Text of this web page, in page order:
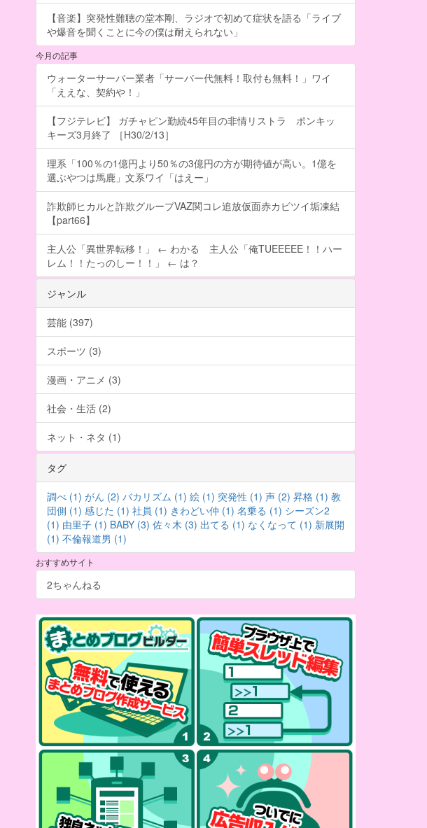
【音楽】突発性難聴の堂本剛、ラジオで初めて症状を語る「ライブ
や爆音を聞くことに今の僕は耐えられない」
今月の記事
ウォーターサーバー業者「サーバー代無料！取付も無料！」ワイ
「ええな、契約や！」
【フジテレビ】 ガチャピン勤続45年目の非情リストラ ポンキッ
キーズ3月終了 ［H30/2/13］
理系「100％の1億円より50％の3億円の方が期待値が高い。1億を
選ぶやつは馬鹿」文系ワイ「はえー」
詐欺師ヒカルと詐欺グループVAZ関コレ追放仮面赤カビツイ垢凍結
【part66】
主人公「異世界転移！」 ← わかる 主人公「俺TUEEEEE！！ハー
レム！！たっのしー！！」 ← は？
ジャンル
芸能 (397)
スポーツ (3)
漫画・アニメ (3)
社会・生活 (2)
ネット・ネタ (1)
タグ
調べ (1) がん (2) バカリズム (1) 絵 (1) 突発性 (1) 声 (2) 昇格 (1) 教
団側 (1) 感じた (1) 社員 (1) きわどい仲 (1) 名乗る (1) シーズン2
(1) 由里子 (1) BABY (3) 佐々木 (3) 出てる (1) なくなって (1) 新展開
(1) 不倫報道男 (1)
おすすめサイト
2ちゃんねる